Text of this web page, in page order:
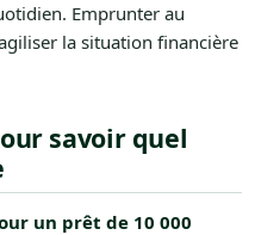
Emprunter au
la situation financière
savoir quel
un prêt de 10 000